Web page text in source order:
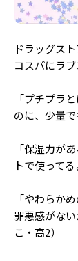
ドラッグス
コスパにラ
「プチプラ
のに、少量
「保湿力が
トで使って
「やわらか
罪悪感がな
こ・高2）